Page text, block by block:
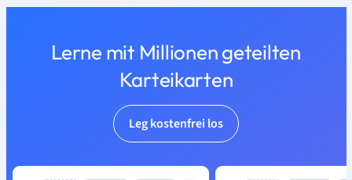
Lerne mit Millionen geteilten
Karteikarten
Leg kostenfrei los